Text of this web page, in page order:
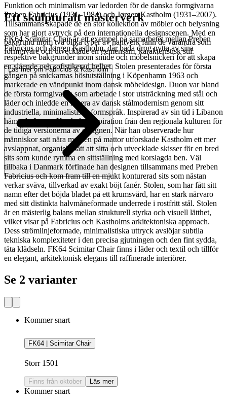
Funktion och minimalism var ledorden för de danska formgivarna
Preben Fabricius (1931–1984) och Jørgen Kastholm (1931–2007).
Tillsammans skapade de en stor kollektion av möbler och belysning
som har gjort avtryck på den internationella designscenen. Med en
bakgrund inom två olika typer av hantverk fann de varandra som
formgivare och utvecklade en gemensam, karakteristisk stil.
Läs mer om Fabricius & Kastholm
Ett skulpturalt mästerverk
FK64 Scimitar Chair är ett exempel på samarbetet mellan Preben
Fabricius och Jørgen Kastholm, där båda drog nytta av sina
respektive bakgrunder inom smide och möbelsnickeri för att skapa
en slående och sofistikerad helhet. Stolen presenterades för första
gången på snickarnas höstutställning i Köpenhamn 1963 och
markerade en vändpunkt inom dansk möbeldesign. Duon var bland
de första formgivarna som arbetade i stor utsträckning med stål och
läder och inledde en ny era av dansk stålmodernism genom sitt
industriella, minimalistiska formspråk. Inspirerad av sin tid i Libanon
hämtade Jørgen Kastholm inspiration från den regionala kulturen för
de tidiga versionerna av designen. När han observerade hur
människor satt nära marken på mattor utforskade Kastholm ett mer
avslappnat, organiskt sätt att sitta och utvecklade skisser för en bred
sits som kunde rymma en sittställning med korslagda ben. Väl
tillbaka i Danmark förfinade han designen tillsammans med Preben
Fabricius och kom fram till en mjukt konturerad sits som nästan
verkar sväva, tillverkad av exakt böjt fanér. Stolen, som har fått sitt
namn efter det böjda bladet på ett krumsvärd, har en stark närvaro
med sitt distinkta halvmåneformade underrede i rostfritt stål. Stolen
är en mästerlig balans mellan strukturell styrka och visuell lätthet,
vilket visar på Fabricius och Kastholms arkitektoniska approach.
Dess strömlinjeformade, minimalistiska uttryck avslöjar subtila
tekniska komplexiteter i den precisa gjutningen och den fint sydda,
täta klädseln. FK64 Scimitar Chair finns i läder och textil och tillför
en elegant, arkitektonisk elegans till raffinerade interiörer.
Se 2 varianter
Kommer snart
FK64 | Scimitar Chair
Storr 1501
Finns från oktober Läs mer
Kommer snart